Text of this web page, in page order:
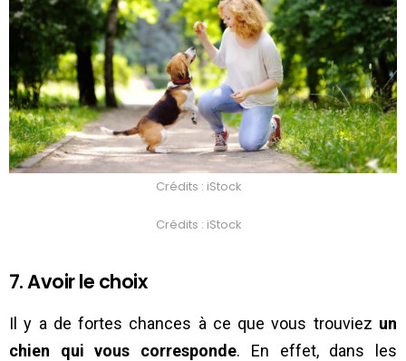
Crédits : iStock
Crédits : iStock
7. Avoir le choix
Il y a de fortes chances à ce que vous trouviez un
chien qui vous corresponde. En effet, dans les